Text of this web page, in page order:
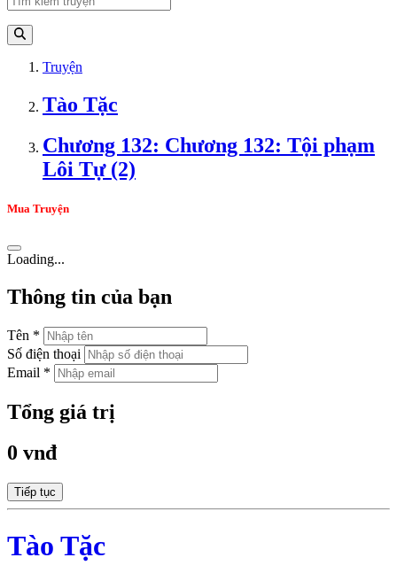
Truyện
Tào Tặc
Chương 132: Chương 132: Tội phạm
Lôi Tự (2)
Mua Truyện
Loading...
Thông tin của bạn
Tên *
Số điện thoại
Email *
Tổng giá trị
0 vnđ
Tiếp tục
Tào Tặc